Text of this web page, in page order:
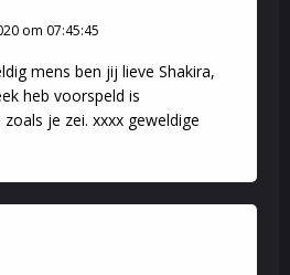
om 07:45:45
mens ben jij lieve Shakira,
heb voorspeld is
je zei. xxxx geweldige